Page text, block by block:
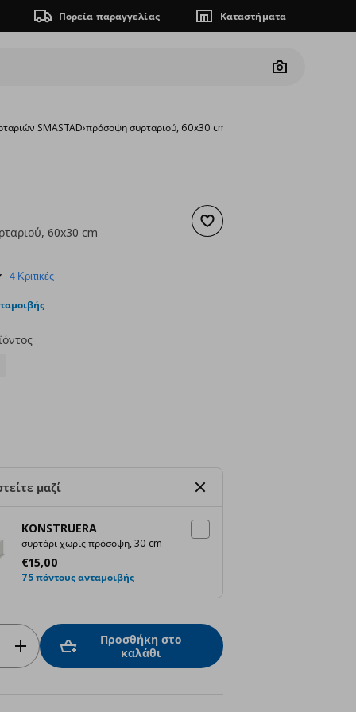
Πορεία παραγγελίας Καταστήματα
Camera
SMASTAD›πρόσοψη συρταριού, 60x30 cm
Προσθήκη στα αγαπημένα
60x30 cm
τιμή
4.3
rating
4 Κριτικές
μαζί
KONSTRUERA
συρτάρι χωρίς πρόσοψη, 30 cm
€15,00
Τρέχουσα τιμή
75 πόντους ανταμοιβής
Προσθήκη στο
καλάθι